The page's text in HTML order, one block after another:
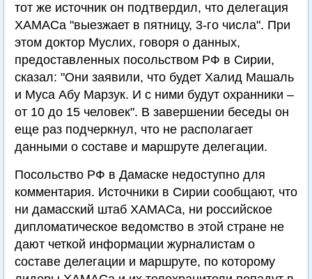
тот же источник он подтвердил, что делегация
ХАМАСа "выезжает в пятницу, 3-го числа". При
этом доктор Муслих, говоря о данных,
предоставленных посольством РФ в Сирии,
сказал: "Они заявили, что будет Халид Машаль
и Муса Абу Марзук. И с ними будут охранники –
от 10 до 15 человек". В завершении беседы он
еще раз подчеркнул, что не располагает
данными о составе и маршруте делегации.
Посольство РФ в Дамаске недоступно для
комментария. Источники в Сирии сообщают, что
ни дамасский штаб ХАМАСа, ни российское
дипломатическое ведомство в этой стране не
дают четкой информации журналистам о
составе делегации и маршруте, по которому